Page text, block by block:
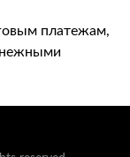
платежам,